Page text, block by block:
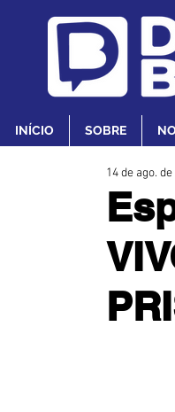
INÍCIO SOBRE
14 de ago.